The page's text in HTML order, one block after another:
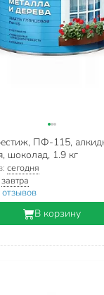
ПФ-115,
шоколад, 1.9 кг
сегодня
завтра
В корзину